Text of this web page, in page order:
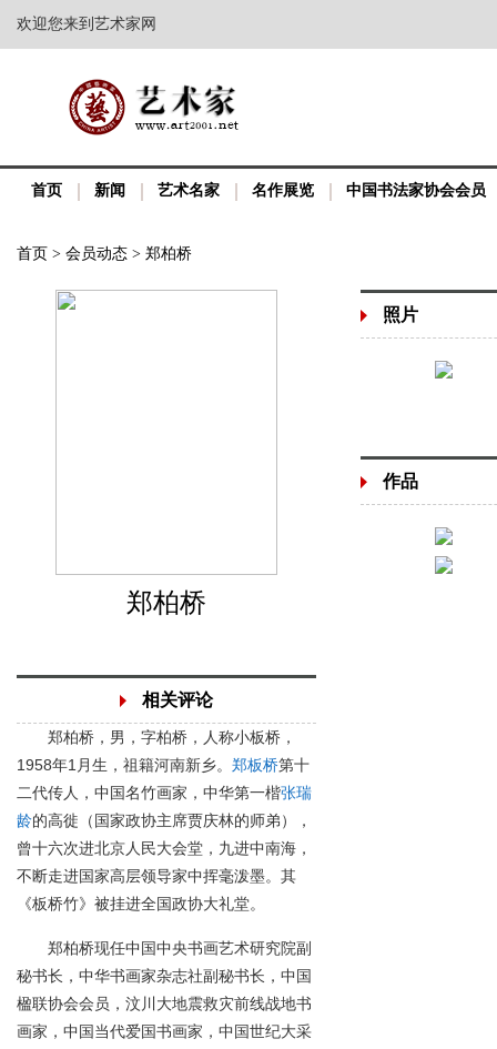
欢迎您来到艺术家网
首页 新闻 艺术名家 名作展览 中国书法家协会会员
首页 > 会员动态 > 郑柏桥
郑柏桥
相关评论
郑柏桥，男，字柏桥，人称小板桥，
1958年1月生，祖籍河南新乡。 郑板桥第十
二代传人，中国名竹画家，中华第一楷张瑞
龄的高徙（国家政协主席贾庆林的师弟），
曾十六次进北京人民大会堂，九进中南海，
不断走进国家高层领导家中挥毫泼墨。其
《板桥竹》被挂进全国政协大礼堂。
郑柏桥现任中国中央书画艺术研究院副
秘书长，中华书画家杂志社副秘书长，中国
楹联协会会员，汶川大地震救灾前线战地书
画家，中国当代爱国书画家，中国世纪大采
照片
作品